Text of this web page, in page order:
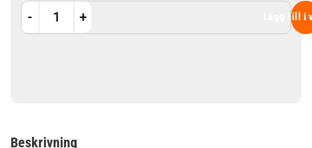
Pure 3d Nozzle 0,2mm mängd
Lägg till i
Beskrivning